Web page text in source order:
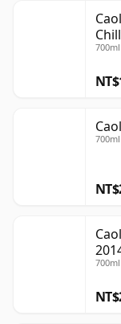
700ml
700ml
700ml